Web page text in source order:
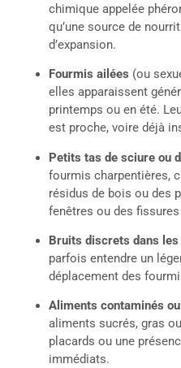
chimique appelée
qu’une source de
d’expansion.
Fourmis ailées (ou
elles apparaissent
printemps ou en été.
est proche, voire déjà
Petits tas de sciure ou
fourmis charpentières,
résidus de bois ou des
fenêtres ou des
Bruits discrets dans
parfois entendre un
déplacement des
Aliments contaminés
aliments sucrés, gras
placards ou une
immédiats.